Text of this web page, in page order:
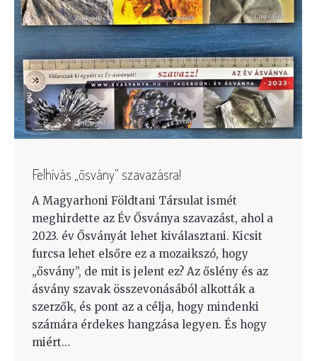
Felhívás „ősvány” szavazásra!
A Magyarhoni Földtani Társulat ismét
meghirdette az Év Ősványa szavazást, ahol a
2023. év Ősványát lehet kiválasztani. Kicsit
furcsa lehet elsőre ez a mozaikszó, hogy
„ősvány”, de mit is jelent ez? Az őslény és az
ásvány szavak összevonásából alkották a
szerzők, és pont az a célja, hogy mindenki
számára érdekes hangzása legyen. És hogy
miért…